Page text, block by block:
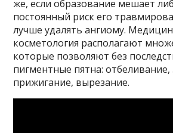
же, если образование мешает
постоянный риск его
лучше удалять ангиому.
косметология располагают
которые позволяют без
пигментные пятна:
прижигание, вырезание.